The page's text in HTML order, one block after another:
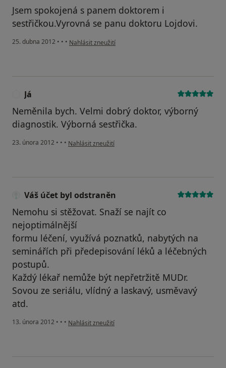
Jsem spokojená s panem doktorem i
sestřičkou.Vyrovná se panu doktoru Lojdovi.
25. dubna 2012 • • • podle názoru uživatele Váš účet byl odstraněn
Nahlásit zneužití
Já
Neměnila bych. Velmi dobrý doktor, výborný
diagnostik. Výborná sestřička.
23. února 2012 • • • podle názoru uživatele Já
Nahlásit zneužití
Váš účet byl odstraněn
Nemohu si stěžovat. Snaží se najít co
nejoptimálnější
formu léčení, využívá poznatků, nabytých na
seminářích při předepisování léků a léčebných
postupů.
Každý lékař nemůže být nepřetržitě MUDr.
Sovou ze seriálu, vlídný a laskavý, usměvavý
atd.
13. února 2012 • • • podle názoru uživatele Váš účet byl odstraněn
Nahlásit zneužití